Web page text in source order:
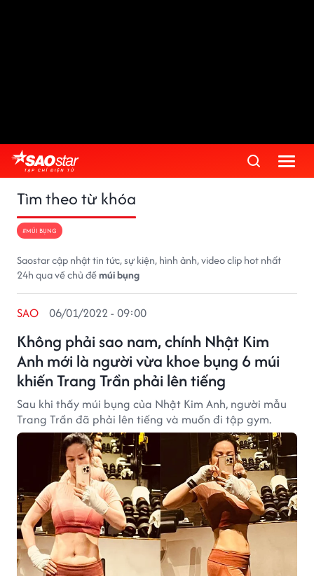
Tìm theo từ khóa
#MÚI BỤNG
Saostar cập nhật tin tức, sự kiện, hình ảnh, video clip hot nhất
24h qua về chủ đềmúi bụng
Không phải sao nam, chính Nhật Kim
Anh mới là người vừa khoe bụng 6 múi
khiến Trang Trần phải lên tiếng
SAO 06/01/2022 - 09:00
Sau khi thấy múi bụng của Nhật Kim Anh, người mẫu
Trang Trần đã phải lên tiếng và muốn đi tập gym.